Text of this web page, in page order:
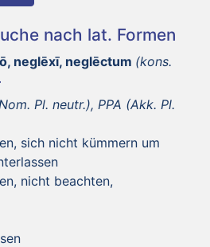
nach lat. Formen
neglēxī, neglēctum (kons.
Pl. neutr.), PPA (Akk. Pl.
sich nicht kümmern um
nicht beachten,